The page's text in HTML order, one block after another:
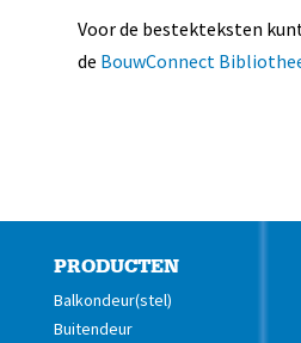
Voor de bestekteksten
de BouwConnect
PRODUCTEN
Balkondeur(stel)
Buitendeur